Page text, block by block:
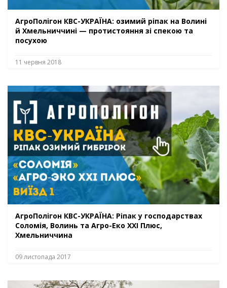
АгроПолігон КВС-УКРАЇНА: озимий ріпак на Волині
й Хмельниччині — протистояння зі спекою та
посухою
11 червня 2018
АгроПолігон КВС-УКРАЇНА: Ріпак у господарствах
Соломія, Волинь та Агро-Еко XXI Плюс,
Хмельниччина
09 листопада 2017